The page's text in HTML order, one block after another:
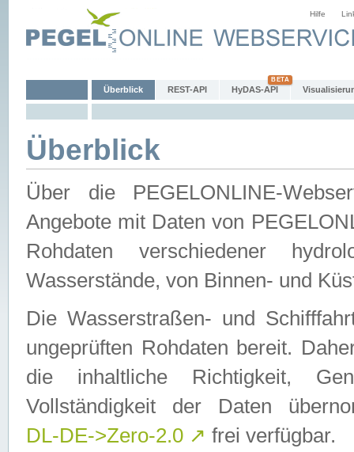
Hilfe
Überblick REST-API HyDAS-API
Überblick
Über die PEGELONLINE-
Angebote mit Daten von
Rohdaten verschiedener
Wasserstände, von Binnen- und
Die Wasserstraßen- und
ungeprüften Rohdaten bereit.
die inhaltliche Richtigkeit,
Vollständigkeit der Daten
DL-DE->Zero-2.0 ↗ frei verfügbar.